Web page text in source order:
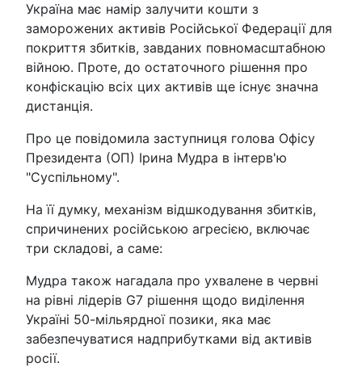
Україна має намір залучити кошти з
заморожених активів Російської Федерації для
покриття збитків, завданих повномасштабною
війною. Проте, до остаточного рішення про
конфіскацію всіх цих активів ще існує значна
дистанція.
Про це повідомила заступниця голова Офісу
Президента (ОП) Ірина Мудра в інтерв'ю
"Суспільному".
На її думку, механізм відшкодування збитків,
спричинених російською агресією, включає
три складові, а саме:
Мудра також нагадала про ухвалене в червні
на рівні лідерів G7 рішення щодо виділення
Україні 50-мільярдної позики, яка має
забезпечуватися надприбутками від активів
росії.